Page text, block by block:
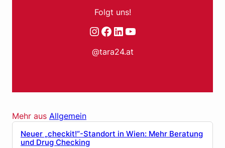
Folgt uns!
Instagram
Facebook
LinkedIn
YouTube
@tara24.at
Mehr aus Allgemein
Neuer „checkit!“-Standort in Wien: Mehr Beratung
und Drug Checking